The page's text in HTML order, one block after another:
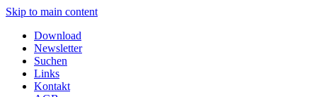
Skip to main content
Download
Newsletter
Suchen
Links
Kontakt